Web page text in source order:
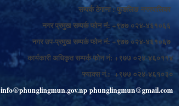
सम्पर्क ठेगाना : फुङलिङ नगरपालिका
नगर प्रमुख सम्पर्क फोन नं: +९७७ ०२४-४६१०६६
नगर उप-प्रमुख सम्पर्क फोन नं: +९७७ ०२४-४६१०६७
कार्यकारी अधिकृत सम्पर्क फोन नं: +९७७ ०२४-४६०११४
फ्याक्स नं.: +९७७ ०२४-४६१०३०
info@phunglingmun.gov.npphunglingmun@gmail.com